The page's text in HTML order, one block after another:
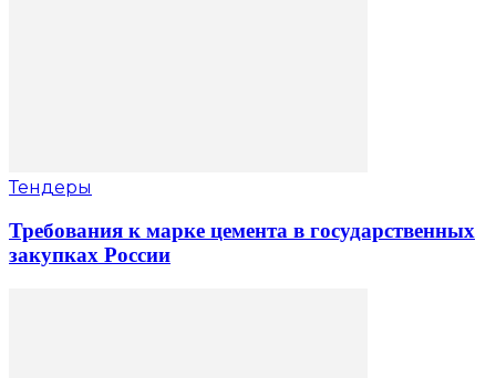
Тендеры
Требования к марке цемента в государственных
закупках России